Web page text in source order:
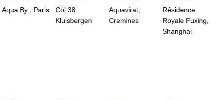
Aqua By , Paris
Col 38
Kluisbergen
Aquavirat,
Cremines
Résidence
Royale Fuxing,
Shanghai